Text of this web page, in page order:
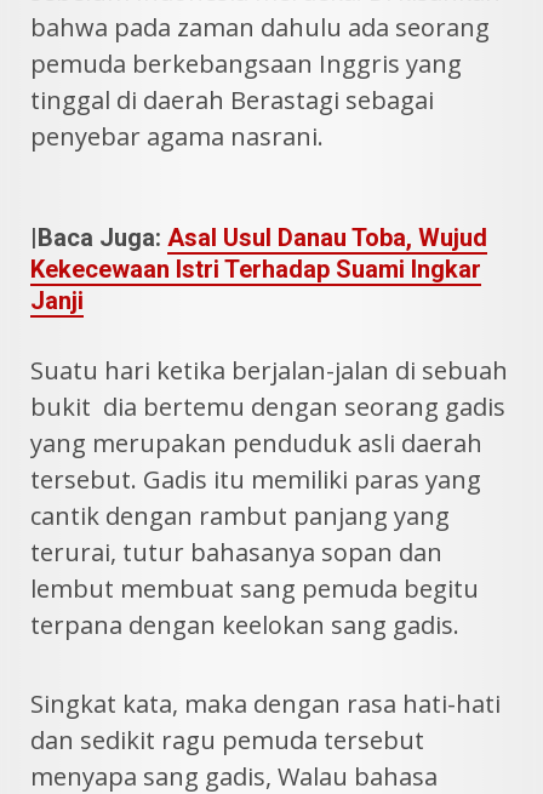
bahwa pada zaman dahulu ada seorang
pemuda berkebangsaan Inggris yang
tinggal di daerah Berastagi sebagai
penyebar agama nasrani.
|Baca Juga: Asal Usul Danau Toba, Wujud
Kekecewaan Istri Terhadap Suami Ingkar
Janji
Suatu hari ketika berjalan-jalan di sebuah
bukit dia bertemu dengan seorang gadis
yang merupakan penduduk asli daerah
tersebut. Gadis itu memiliki paras yang
cantik dengan rambut panjang yang
terurai, tutur bahasanya sopan dan
lembut membuat sang pemuda begitu
terpana dengan keelokan sang gadis.
Singkat kata, maka dengan rasa hati-hati
dan sedikit ragu pemuda tersebut
menyapa sang gadis, Walau bahasa